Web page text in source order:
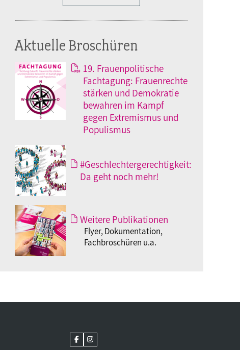
Aktuelle Broschüren
19. Frauenpolitische
Fachtagung: Frauenrechte
stärken und Demokratie
bewahren im Kampf
gegen Extremismus und
Populismus
#Geschlechtergerechtigkeit:
Da geht noch mehr!
Weitere Publikationen
Flyer, Dokumentation,
Fachbroschüren u.a.